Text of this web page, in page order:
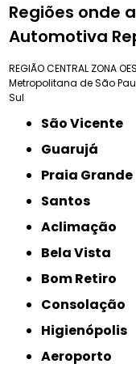
Regiões onde
Automotiva
REGIÃO CENTRAL ZONA
Metropolitana de São
Sul
São Vicente
Guarujá
Praia Grande
Santos
Aclimação
Bela Vista
Bom Retiro
Consolação
Higienópolis
Aeroporto